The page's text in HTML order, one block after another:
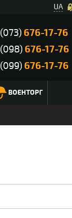
UA
(073) 676-17-76
(098) 676-17-76
(099) 676-17-76
ВОЕНТОРГ